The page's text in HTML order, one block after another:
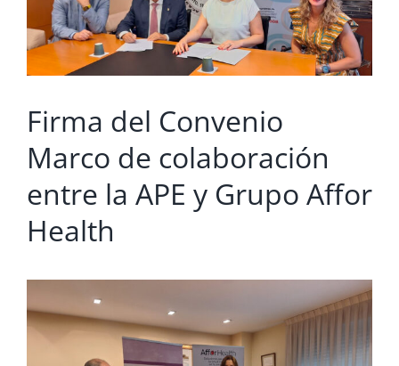
Firma del Convenio
Marco de colaboración
entre la APE y Grupo Affor
Health